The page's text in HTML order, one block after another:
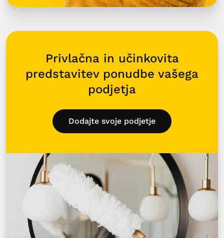
Privlačna in učinkovita
predstavitev ponudbe vašega
podjetja
Dodajte svoje podjetje